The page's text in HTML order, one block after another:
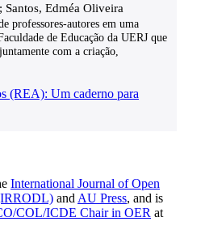
Santos, Edméa Oliveira
professores-autores em uma
de Educação da UERJ que
com a criação,
(REA): Um caderno para
International Journal of Open
and AU Press, and is
COL/ICDE Chair in OER at